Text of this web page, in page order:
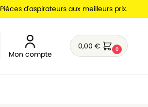
Pièces d'aspirateurs aux meilleurs prix.
Mon compte
0,00€ 0